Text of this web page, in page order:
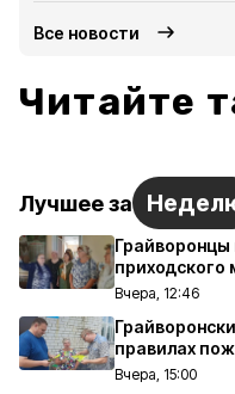
Все новости
Читайте
Лучшее за
приходского
Вчера, 12:46
правилах
Вчера, 15:00